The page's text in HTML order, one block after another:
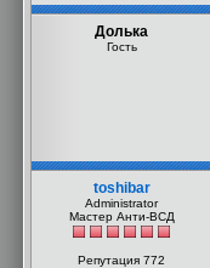
Долька
Гость
toshibar
Administrator
Мастер Анти-ВСД
Репутация 772